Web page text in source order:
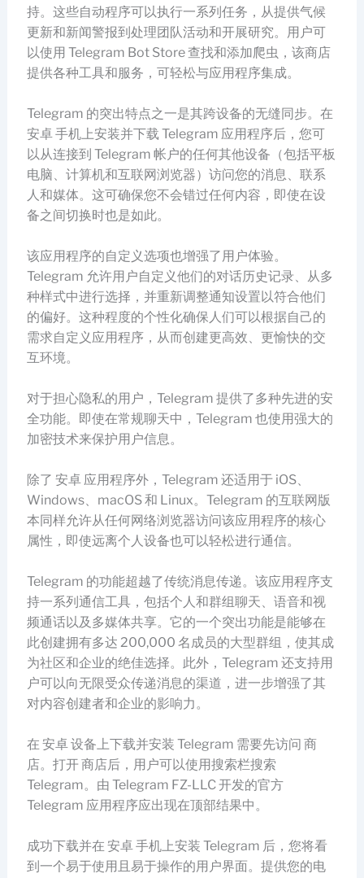
持。这些自动程序可以执行一系列任务，从提供气候
更新和新闻警报到处理团队活动和开展研究。用户可
以使用 Telegram Bot Store 查找和添加爬虫，该商店
提供各种工具和服务，可轻松与应用程序集成。
Telegram 的突出特点之一是其跨设备的无缝同步。在
安卓 手机上安装并下载 Telegram 应用程序后，您可
以从连接到 Telegram 帐户的任何其他设备（包括平板
电脑、计算机和互联网浏览器）访问您的消息、联系
人和媒体。这可确保您不会错过任何内容，即使在设
备之间切换时也是如此。
该应用程序的自定义选项也增强了用户体验。
Telegram 允许用户自定义他们的对话历史记录、从多
种样式中进行选择，并重新调整通知设置以符合他们
的偏好。这种程度的个性化确保人们可以根据自己的
需求自定义应用程序，从而创建更高效、更愉快的交
互环境。
对于担心隐私的用户，Telegram 提供了多种先进的安
全功能。即使在常规聊天中，Telegram 也使用强大的
加密技术来保护用户信息。
除了 安卓 应用程序外，Telegram 还适用于 iOS、
Windows、macOS 和 Linux。Telegram 的互联网版
本同样允许从任何网络浏览器访问该应用程序的核心
属性，即使远离个人设备也可以轻松进行通信。
Telegram 的功能超越了传统消息传递。该应用程序支
持一系列通信工具，包括个人和群组聊天、语音和视
频通话以及多媒体共享。它的一个突出功能是能够在
此创建拥有多达 200,000 名成员的大型群组，使其成
为社区和企业的绝佳选择。此外，Telegram 还支持用
户可以向无限受众传递消息的渠道，进一步增强了其
对内容创建者和企业的影响力。
在 安卓 设备上下载并安装 Telegram 需要先访问 商
店。打开 商店后，用户可以使用搜索栏搜索
Telegram。由 Telegram FZ-LLC 开发的官方
Telegram 应用程序应出现在顶部结果中。
成功下载并在 安卓 手机上安装 Telegram 后，您将看
到一个易于使用且易于操作的用户界面。提供您的电